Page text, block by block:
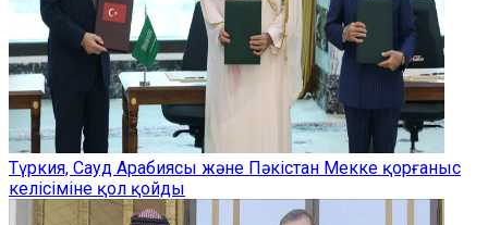
Түркия, Сауд Арабиясы және Пәкістан Мекке қорғаныс
келісіміне қол қойды